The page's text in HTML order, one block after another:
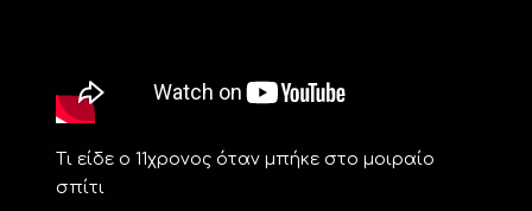
Τι είδε ο 11χρονος όταν μπήκε στο μοιραίο
σπίτι